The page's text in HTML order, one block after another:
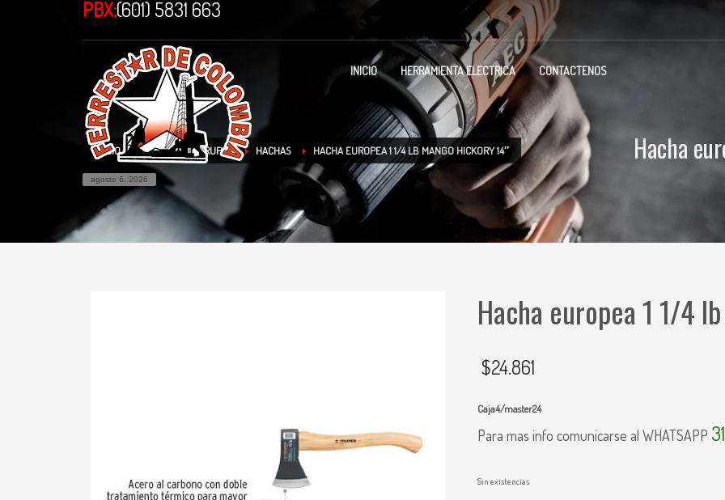
PBX:(601) 5831 663
INICIO HERRAMIENTA ELECTRICA CONTACTENOS
INICIO TIENDA TRUPER HACHAS HACHA EUROPEA 1 1/4 LB MANGO HICKORY 14″
agosto 6, 2026
Hacha
Hacha europea 1 1/4
$24.861
Caja4/master24
Para mas info comunicarse al WHATSAPP
Sin existencias